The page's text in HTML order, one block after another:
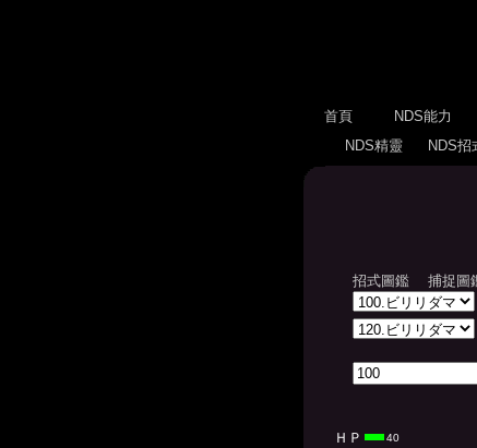
首頁 NDS能力
NDS精靈
NDS招
招式圖鑑
捕捉圖
ＨＰ
40